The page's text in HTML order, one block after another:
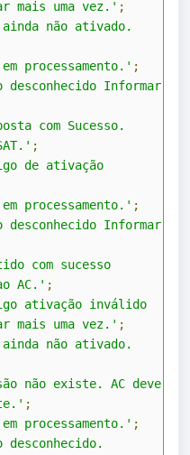
mais uma vez.' ;
ainda não ativado.
em processamento.' ;
desconhecido Informar
com Sucesso.
;
de ativação
em processamento.' ;
desconhecido Informar
com sucesso
AC.' ;
ativação inválido
mais uma vez.' ;
ainda não ativado.
não existe. AC deve
;
em processamento.' ;
desconhecido.